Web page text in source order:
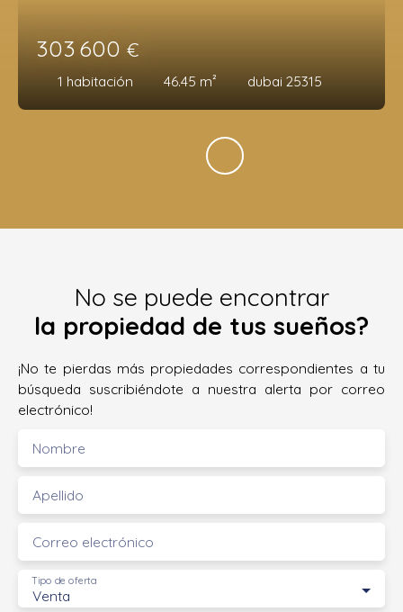
303 600 €
1 habitación 46.45 m² dubai 25315
No se puede encontrar
la propiedad de tus sueños?
¡No te pierdas más propiedades correspondientes a tu
búsqueda suscribiéndote a nuestra alerta por correo
electrónico!
Nombre
Apellido
Correo electrónico
Venta
Tipo de oferta